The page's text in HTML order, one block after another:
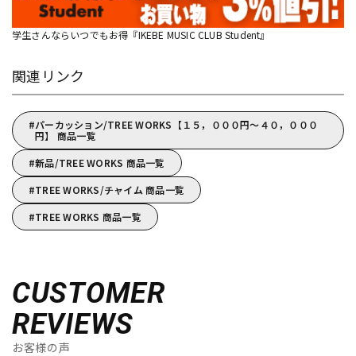
学生さんならいつでもお得『IKEBE MUSIC CLUB Student』
関連リンク
パーカッション/TREE WORKS【１５，０００円～４０，０００
円】 商品一覧
新品/TREE WORKS 商品一覧
TREE WORKS/チャイム 商品一覧
TREE WORKS 商品一覧
CUSTOMER
REVIEWS
お客様の声